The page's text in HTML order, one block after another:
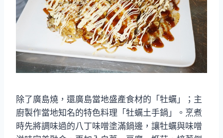
除了廣島燒，還廣島當地盛產食材的「牡蠣」；主
廚製作當地知名的特色料理「牡蠣土手鍋」。烹煮
時先將調味過的八丁味噌塗滿鍋邊，讓牡蠣與味噌